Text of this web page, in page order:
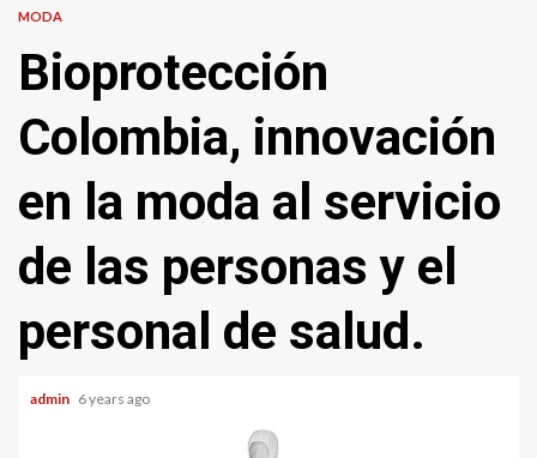
MODA
Bioprotección
Colombia, innovación
en la moda al servicio
de las personas y el
personal de salud.
admin 6 years ago